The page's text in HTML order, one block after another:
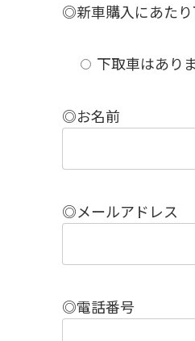
◎新車購入にあたり
下取車はあり
◎お名前
◎メールアドレス
◎電話番号